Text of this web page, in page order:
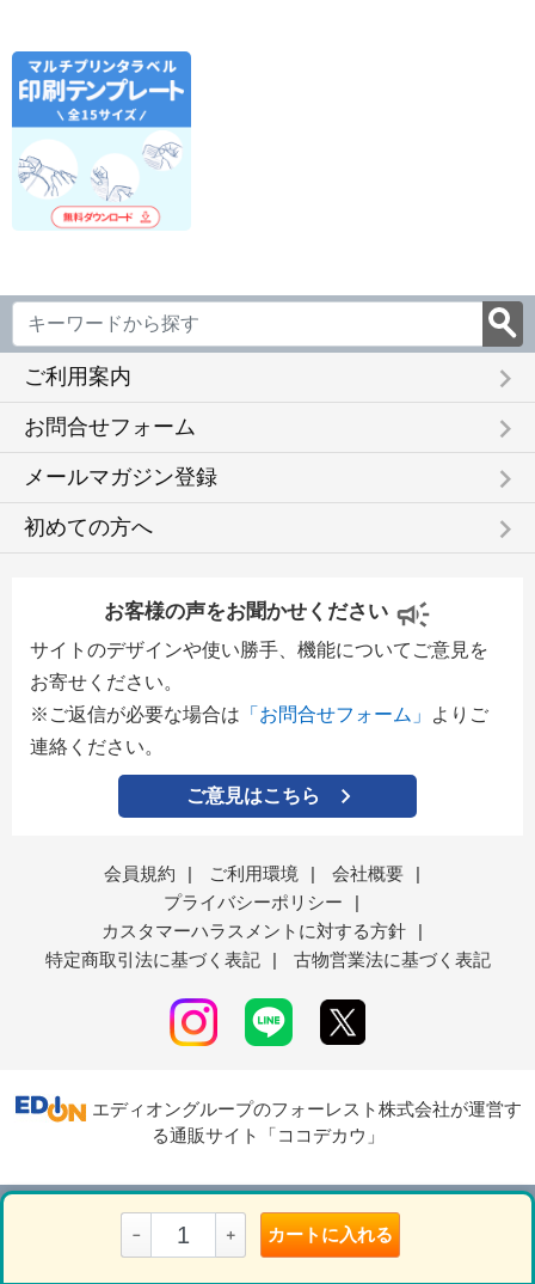
－ ＋ カートに入れる
ご利用案内 keyboard_arrow_right
お問合せフォーム keyboard_arrow_right
メールマガジン登録 keyboard_arrow_right
初めての方へ keyboard_arrow_right
お客様の声をお聞かせください
サイトのデザインや使い勝手、機能についてご意見を
お寄せください。
※ご返信が必要な場合は 「お問合せフォーム」
よりご
連絡ください。
ご意見はこちら
会員規約 | ご利用環境 | 会社概要
|
プライバシーポリシー
|
カスタマーハラスメントに対する方針
|
特定商取引法に基づく表記
| 古物営業法に基づく表記
エディオングループのフォーレスト株式会社が運営す
る通販サイト「ココデカウ」
表示モード ＰＣ スマートフォン